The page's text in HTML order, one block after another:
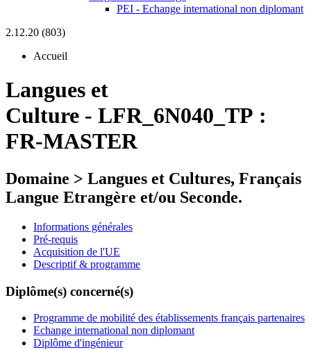
PEI - Echange international non diplomant
2.12.20 (803)
Accueil
Langues et
Culture - LFR_6N040_TP :
FR-MASTER
Domaine > Langues et Cultures, Français
Langue Etrangère et/ou Seconde.
Informations générales
Pré-requis
Acquisition de l'UE
Descriptif & programme
Diplôme(s) concerné(s)
Programme de mobilité des établissements français partenaires
Echange international non diplomant
Diplôme d'ingénieur